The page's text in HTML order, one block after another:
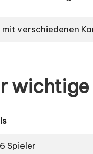
mit verschiedenen
Spieler